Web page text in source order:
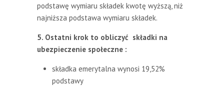
podstawę wymiaru składek kwotę wyższą, niż
najniższa podstawa wymiaru składek.
5. Ostatni krok to obliczyć składki na
ubezpieczenie społeczne :
składka emerytalna wynosi 19,52%
podstawy